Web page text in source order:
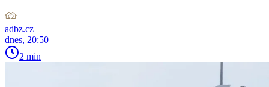
adbz.cz
dnes, 20:50
2 min